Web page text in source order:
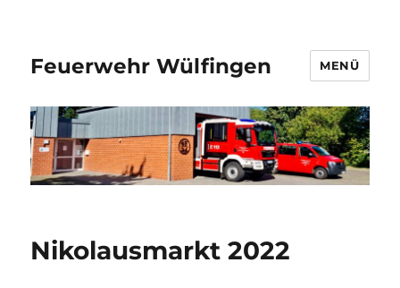
Feuerwehr Wülfingen MENÜ
Nikolausmarkt 2022